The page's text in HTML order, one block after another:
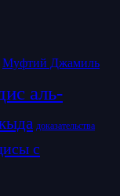
Муфтий Джамиль
аль-
доказательства
с